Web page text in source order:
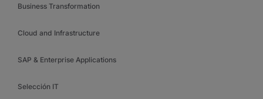
Business Transformation
Cloud and Infrastructure
SAP & Enterprise Applications
Selección IT